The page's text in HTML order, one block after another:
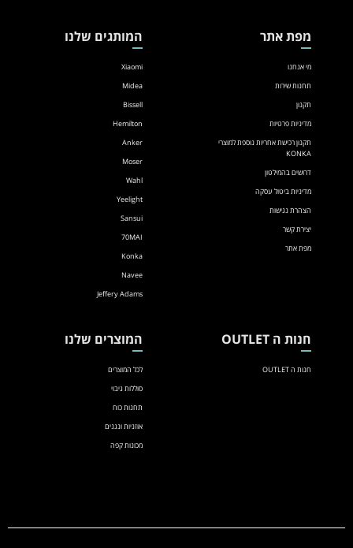
מפת אתר
מי אנחנו
תחנות שירות
תקנון
מדיניות פרטיות
תקנון רכישת אחריות נוספת למוצרי
KONKA
דרושים בהמילטון
מדיניות ביטול עסקה
הצהרת נגישות
יצירת קשר
מפת אתר
המותגים שלנו
Xiaomi
Midea
Bissell
Hemilton
Anker
Moser
Wahl
Yeelight
Sansui
70MAI
Konka
Navee
Jeffery Adams
חנות ה OUTLET
חנות ה OUTLET
המוצרים שלנו
לכל המוצרים
סוללות גיבוי
תחנות כוח
אוזניות ונגנים
מכונות קפה